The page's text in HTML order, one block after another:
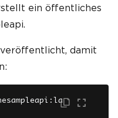
ein öffentliches
damit
: la